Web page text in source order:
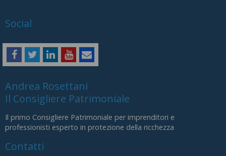
Social
Andrea Rosettani
Il Consigliere Patrimoniale
Il primo Consigliere Patrimoniale per imprenditori e
professionisti esperto in protezione della ricchezza
Contatti